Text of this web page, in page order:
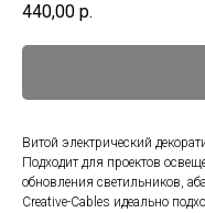
440,00 р.
Витой электрический
Подходит для проектов
обновления светильников,
Creative-Cables идеально